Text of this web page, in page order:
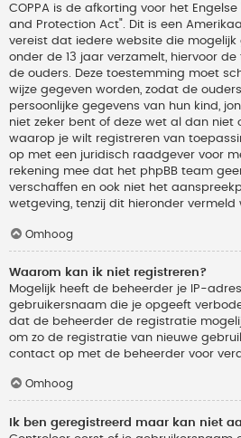
COPPA is de afkorting voor het Engelse
and Protection Act". Dit is een
vereist dat iedere website die mogelijk
onder de 13 jaar verzamelt, hiervoor
de ouders. Deze toestemming moet
wijze gegeven worden, zodat de
persoonlijke gegevens van hun kind,
niet zeker bent of deze wet al dan niet
waarop je wilt registreren van
op met een juridisch raadgever voor
rekening mee dat het phpBB team
verschaffen en ook niet het
wetgeving, tenzij dit hieronder vermeld
Omhoog
Waarom kan ik niet registreren?
Mogelijk heeft de beheerder je IP-
gebruikersnaam die je opgeeft
dat de beheerder de registratie
om zo de registratie van nieuwe
contact op met de beheerder voor
Omhoog
Ik ben geregistreerd maar kan niet